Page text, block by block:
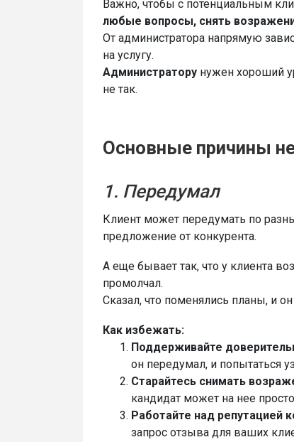
Важно, чтобы с потенциальным
любые вопросы, снять
От администратора напрямую
на услугу.
Администратору нужен хороший
не так.
Основные причины
1. Передумал
Клиент может передумать по
предложение от конкурента.
А еще бывает так, что у клиента
промолчал.
Сказал, что поменялись планы, и
Как избежать:
Поддерживайте
он передумал, и попытаться
Старайтесь снимать
кандидат может на нее
Работайте над репутацией
запрос отзыва для ваших